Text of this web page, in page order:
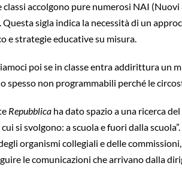
classi accolgono pure numerosi NAI
Questa sigla indica la necessità di un
e strategie educative su misura.
poi se in classe entra addirittura un
spesso non programmabili perché le
Repubblicaha dato spazio a una ricerca
si svolgono: a scuola e fuori dalla
organismi collegiali e delle
le comunicazioni che arrivano dalla